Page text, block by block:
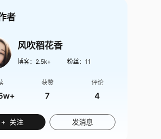
者
风吹稻花香
博客： 2.5k+ 粉丝： 11
获赞
7
评论
4
+ 关注 发消息